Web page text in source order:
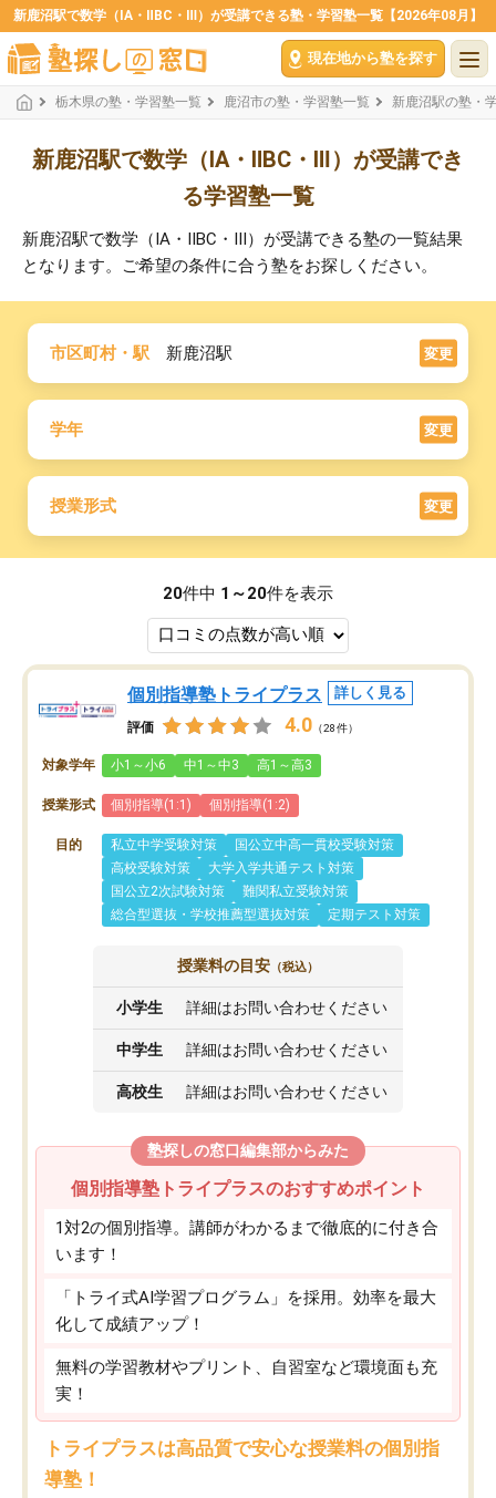
新鹿沼駅で数学（ⅠA・ⅡBC・Ⅲ）が受講できる塾・学習塾一覧【2026年08月】
現在地から塾を探す
栃木県の塾・学習塾一覧 鹿沼市の塾・学習塾一覧 新鹿沼駅の塾・
新鹿沼駅で数学（ⅠA・ⅡBC・Ⅲ）が受講でき
る学習塾一覧
新鹿沼駅で数学（ⅠA・ⅡBC・Ⅲ）が受講できる塾の一覧結果
となります。ご希望の条件に合う塾をお探しください。
市区町村・駅 新鹿沼駅 変更
学年 変更
授業形式 変更
20件中 1～20件を表示
個別指導塾トライプラス 詳しく見る
評価 4.0 （28件）
対象学年 小1～小6 中1～中3 高1～高3
授業形式 個別指導(1:1) 個別指導(1:2)
目的 私立中学受験対策
国公立中高一貫校受験対策
高校受験対策
大学入学共通テスト対策
国公立2次試験対策
難関私立受験対策
総合型選抜・学校推薦型選抜対策
定期テスト対策
授業料の目安 （税込）
小学生 詳細はお問い合わせください
中学生 詳細はお問い合わせください
高校生 詳細はお問い合わせください
塾探しの窓口編集部からみた
個別指導塾トライプラスのおすすめポイント
1対2の個別指導。講師がわかるまで徹底的に付き合
います！
「トライ式AI学習プログラム」を採用。効率を最大
化して成績アップ！
無料の学習教材やプリント、自習室など環境面も充
実！
トライプラスは高品質で安心な授業料の個別指
導塾！